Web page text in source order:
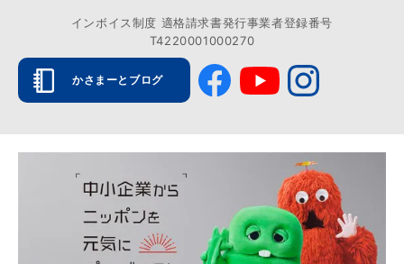
インボイス制度 適格請求書発行事業者登録番号
T4220001000270
かさまーとブログ